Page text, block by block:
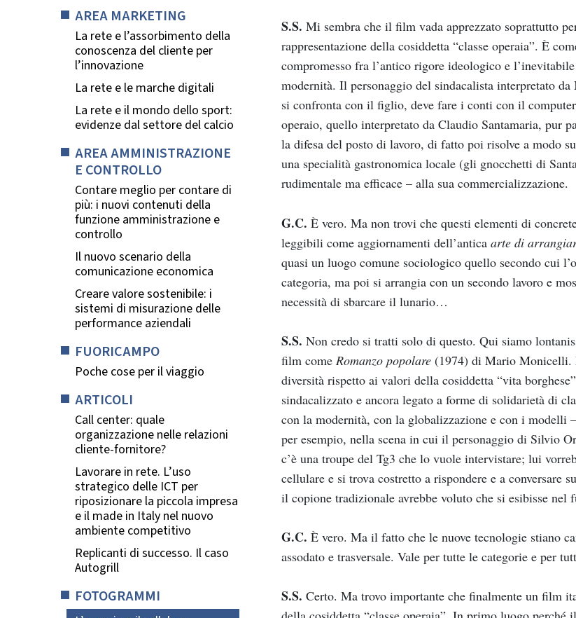
AREA MARKETING
La rete e l’assorbimento della
conoscenza del cliente per
l’innovazione
La rete e le marche digitali
La rete e il mondo dello sport:
evidenze dal settore del calcio
AREA AMMINISTRAZIONE
E CONTROLLO
Contare meglio per contare di
più: i nuovi contenuti della
funzione amministrazione e
controllo
Il nuovo scenario della
comunicazione economica
Creare valore sostenibile: i
sistemi di misurazione delle
performance aziendali
FUORICAMPO
Poche cose per il viaggio
ARTICOLI
Call center: quale
organizzazione nelle relazioni
cliente-fornitore?
Lavorare in rete. L’uso
strategico delle ICT per
riposizionare la piccola impresa
e il made in Italy nel nuovo
ambiente competitivo
Replicanti di successo. Il caso
Autogrill
FOTOGRAMMI
S.S. Mi sembra che il film vada apprezzato soprattutto
rappresentazione della cosiddetta “classe operaia”. È
compromesso fra l’antico rigore ideologico e
modernità. Il personaggio del sindacalista interpretato
si confronta con il figlio, deve fare i conti con il
operaio, quello interpretato da Claudio Santamaria, pur
la difesa del posto di lavoro, di fatto poi risolve a modo
una specialità gastronomica locale (gli gnocchetti di
rudimentale ma efficace – alla sua commercializzazione.
G.C. È vero. Ma non trovi che questi elementi di
leggibili come aggiornamenti dell’antica arte di
quasi un luogo comune sociologico quello secondo cui
categoria, ma poi si arrangia con un secondo lavoro e
necessità di sbarcare il lunario…
S.S. Non credo si tratti solo di questo. Qui siamo
film come Romanzo popolare (1974) di Mario Monicelli.
diversità rispetto ai valori della cosiddetta “vita
sindacalizzato e ancora legato a forme di solidarietà di
con la modernità, con la globalizzazione e con i modelli
per esempio, nella scena in cui il personaggio di Silvio
c’è una troupe del Tg3 che lo vuole intervistare; lui
cellulare e si trova costretto a rispondere e a
il copione tradizionale avrebbe voluto che si esibisse
G.C. È vero. Ma il fatto che le nuove tecnologie stiano
assodato e trasversale. Vale per tutte le categorie e per
S.S. Certo. Ma trovo importante che finalmente un film